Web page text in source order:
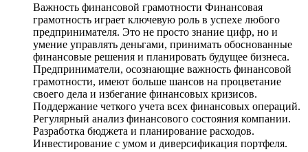
Важность финансовой грамотности Финансовая
грамотность играет ключевую роль в успехе любого
предпринимателя. Это не просто знание цифр, но и
умение управлять деньгами, принимать обоснованные
финансовые решения и планировать будущее бизнеса.
Предприниматели, осознающие важность финансовой
грамотности, имеют больше шансов на процветание
своего дела и избегание финансовых кризисов.
Поддержание четкого учета всех финансовых операций.
Регулярный анализ финансового состояния компании.
Разработка бюджета и планирование расходов.
Инвестирование с умом и диверсификация портфеля.